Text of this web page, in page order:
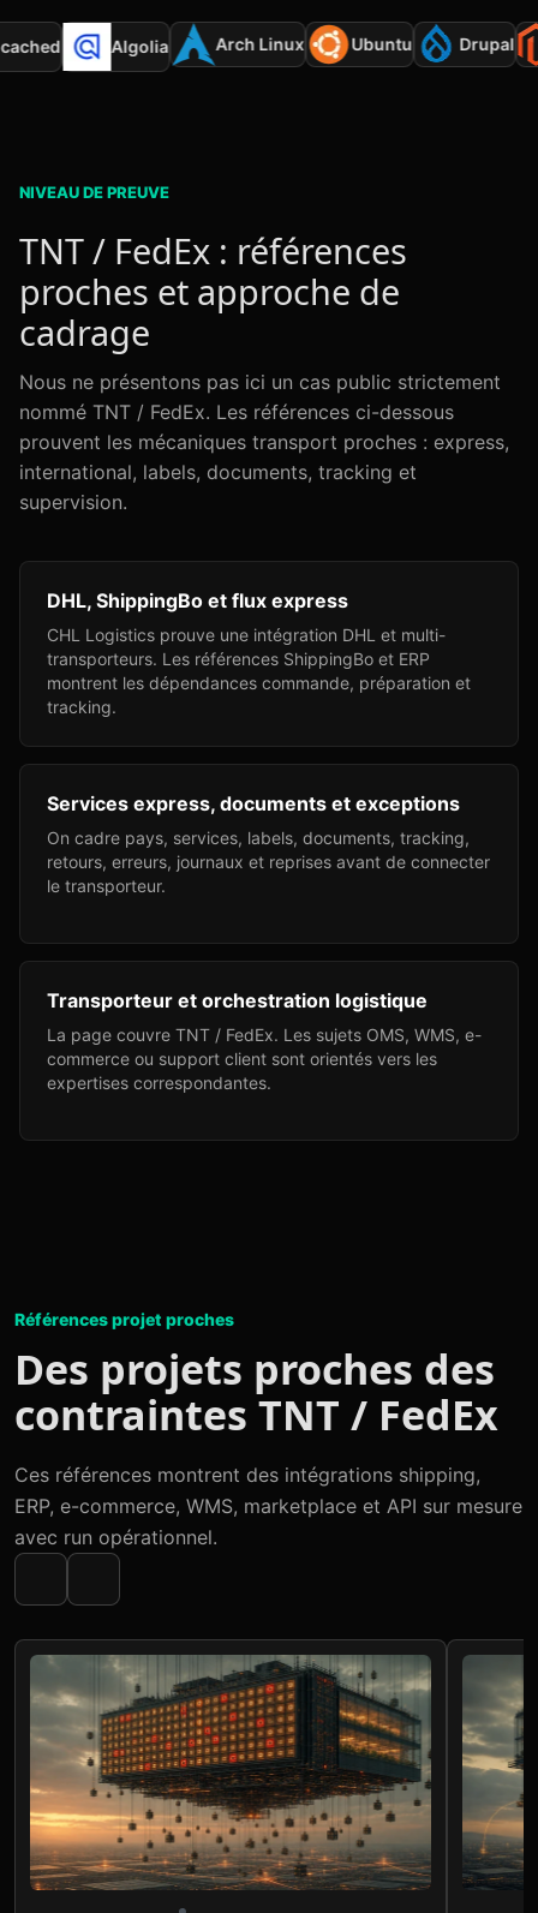
Algolia Arch Linux Ubuntu Drupal
NIVEAU DE PREUVE
TNT / FedEx : références
proches et approche de
cadrage
Nous ne présentons pas ici un cas public strictement
nommé TNT / FedEx. Les références ci-dessous
prouvent les mécaniques transport proches : express,
international, labels, documents, tracking et
supervision.
DHL, ShippingBo et flux express
CHL Logistics prouve une intégration DHL et multi-
transporteurs. Les références ShippingBo et ERP
montrent les dépendances commande, préparation et
tracking.
Services express, documents et exceptions
On cadre pays, services, labels, documents, tracking,
retours, erreurs, journaux et reprises avant de connecter
le transporteur.
Transporteur et orchestration logistique
La page couvre TNT / FedEx. Les sujets OMS, WMS, e-
commerce ou support client sont orientés vers les
expertises correspondantes.
Références projet proches
Des projets proches des
contraintes TNT / FedEx
Ces références montrent des intégrations shipping,
ERP, e-commerce, WMS, marketplace et API sur mesure
avec run opérationnel.